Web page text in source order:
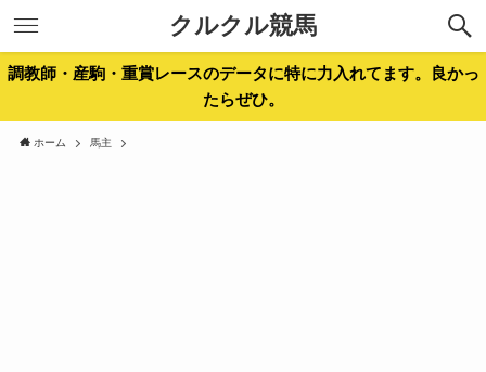
クルクル競馬
調教師・産駒・重賞レースのデータに特に力入れてます。良かっ
たらぜひ。
ホーム 馬主